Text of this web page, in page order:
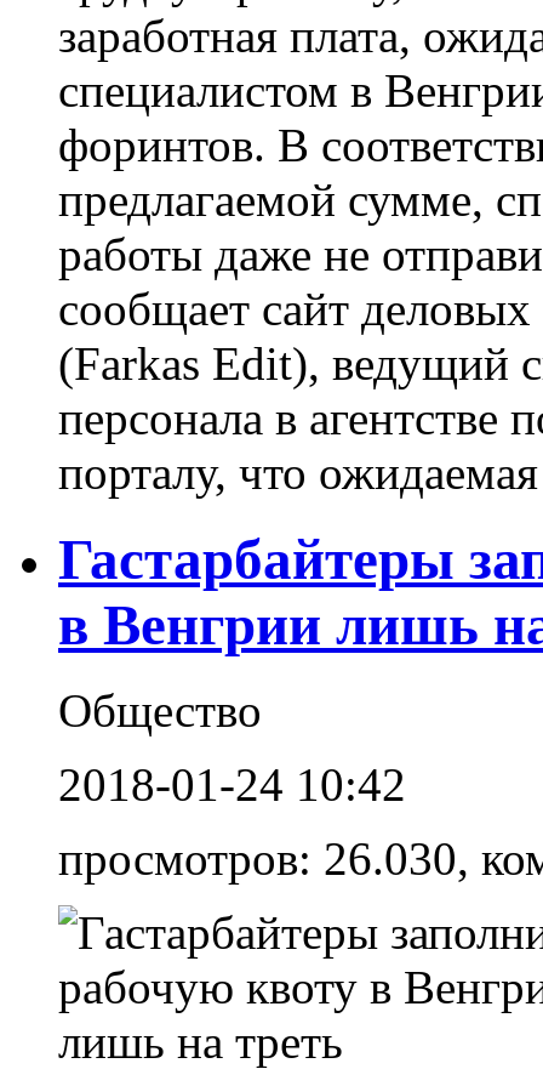
заработная плата,
специалистом в
форинтов. В
предлагаемой сумме,
работы даже не
сообщает сайт
(Farkas Edit), ведущий
персонала в агентстве
порталу, что
Гастарбайтеры
в Венгрии лишь
Общество
2018-01-24 10:42
просмотров: 26.030,